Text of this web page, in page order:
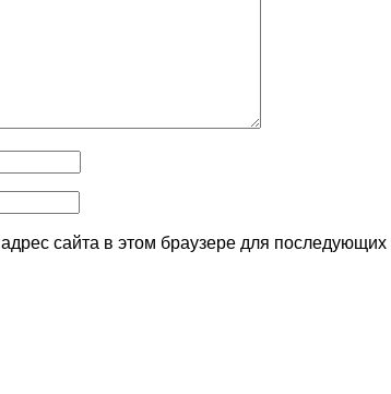
сайта в этом браузере для